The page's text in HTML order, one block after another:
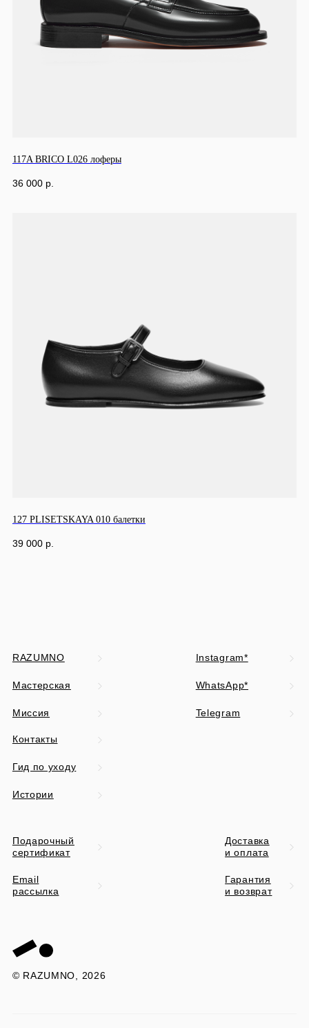
117A BRICO L026 лоферы
36 000 р.
127 PLISETSKAYA 010 балетки
39 000 р.
RAZUMNO
Миссия
Мастерская
© RAZUMNO, 2026
Гид по уходу
Контакты
WhatsApp*
Истории
Подарочный
сертификат
Гарантия
и возврат
Доставка
и оплата
Telegram
Instagram*
Email
рассылка